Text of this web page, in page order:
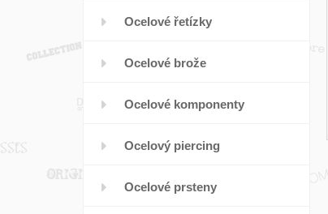
Ocelové řetízky
Ocelové brože
Ocelové komponenty
Ocelový piercing
Ocelové prsteny